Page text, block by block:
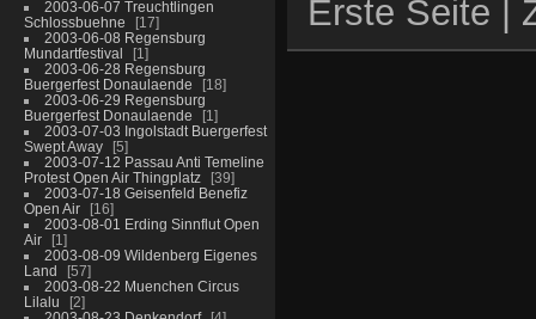
2003-06-07 Treuchtlingen
Schlossbuehne
17
2003-06-08 Regensburg
Mundartfestival
1
2003-06-28 Regensburg
Buergerfest Donaulaende
18
2003-06-29 Regensburg
Buergerfest Donaulaende
1
2003-07-03 Ingolstadt Buergerfest
Swept Away
5
2003-07-12 Passau Anti Temeline
Protest Open Air Thingplatz
39
2003-07-18 Geisenfeld Benefiz
Open Air
16
2003-08-01 Erding Sinnflut Open
Air
1
2003-08-09 Wildenberg Eigenes
Land
57
2003-08-22 Muenchen Circus
Lilalu
2
Erste Seite |